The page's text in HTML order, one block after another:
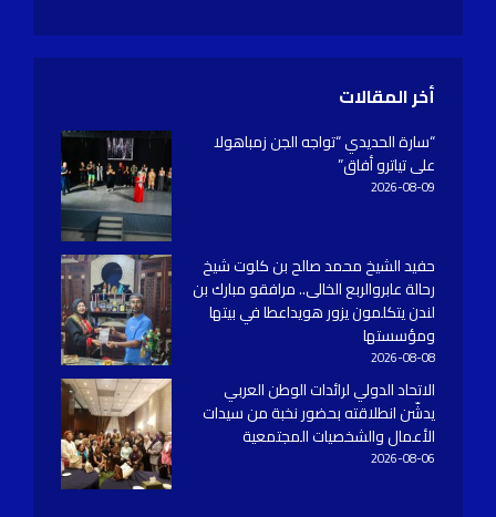
أخر المقالات
“سارة الحديدي “تواجه الجن زمباهولا
على تياترو أفاق”
2026-08-09
حفيد الشيخ محمد صالح بن كلوت شيخ
رحالة عابروالربع الخالى.. مرافقو مبارك بن
لندن يتكلمون يزور هويداعطا في بيتها
ومؤسستها
2026-08-08
الاتحاد الدولي لرائدات الوطن العربي
يدشّن انطلاقته بحضور نخبة من سيدات
الأعمال والشخصيات المجتمعية
2026-08-06